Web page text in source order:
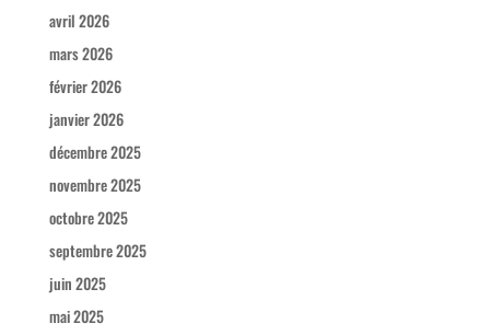
avril 2026
mars 2026
février 2026
janvier 2026
décembre 2025
novembre 2025
octobre 2025
septembre 2025
juin 2025
mai 2025